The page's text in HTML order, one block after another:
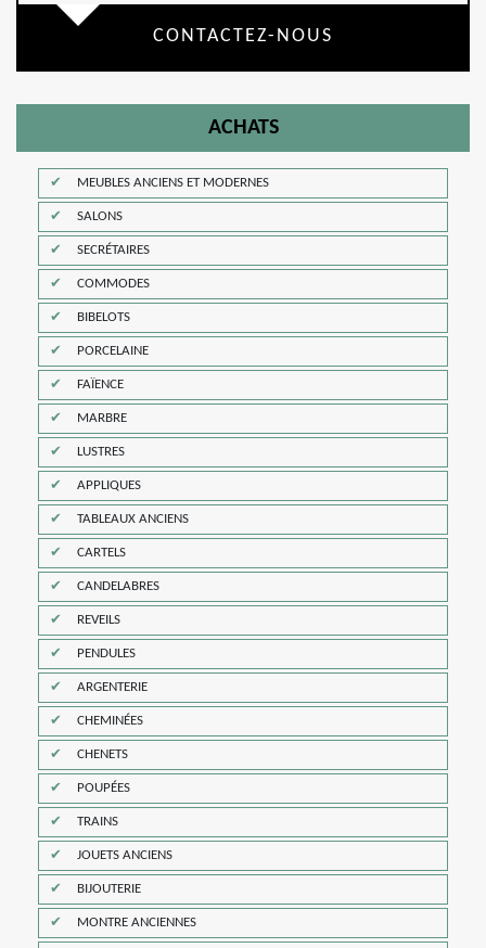
CONTACTEZ-NOUS
ACHATS
MEUBLES ANCIENS ET MODERNES
SALONS
SECRÉTAIRES
COMMODES
BIBELOTS
PORCELAINE
FAÏENCE
MARBRE
LUSTRES
APPLIQUES
TABLEAUX ANCIENS
CARTELS
CANDELABRES
REVEILS
PENDULES
ARGENTERIE
CHEMINÉES
CHENETS
POUPÉES
TRAINS
JOUETS ANCIENS
BIJOUTERIE
MONTRE ANCIENNES